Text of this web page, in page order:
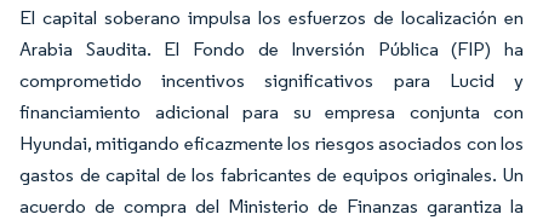
El capital soberano impulsa los esfuerzos de localización en
Arabia Saudita. El Fondo de Inversión Pública (FIP) ha
comprometido incentivos significativos para Lucid y
financiamiento adicional para su empresa conjunta con
Hyundai, mitigando eficazmente los riesgos asociados con los
gastos de capital de los fabricantes de equipos originales. Un
acuerdo de compra del Ministerio de Finanzas garantiza la